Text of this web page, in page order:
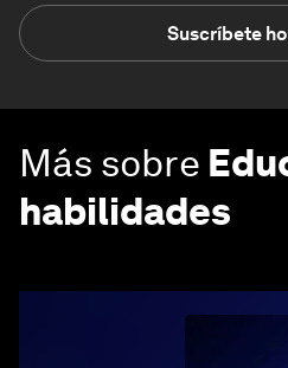
Suscríbete
Más sobre
habilidades